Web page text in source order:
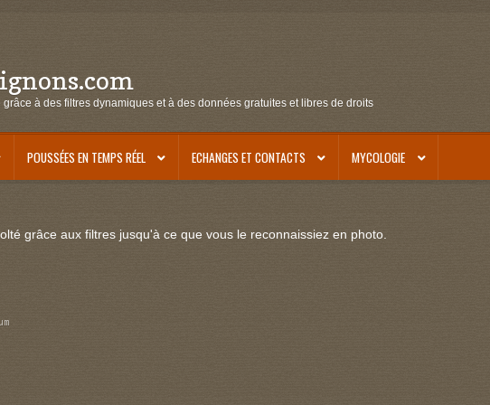
à des filtres dynamiques et à des données gratuites et libres de droits
POUSSÉES EN TEMPS RÉEL ECHANGES ET CONTACTS MYCOLOGIE
grâce aux filtres jusqu'à ce que vous le reconnaissiez en photo.